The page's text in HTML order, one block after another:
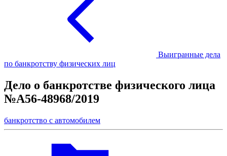
Выигранные дела
по банкротству физических лиц
Дело о банкротстве физического лица
№А56-48968/2019
банкротство с автомобилем